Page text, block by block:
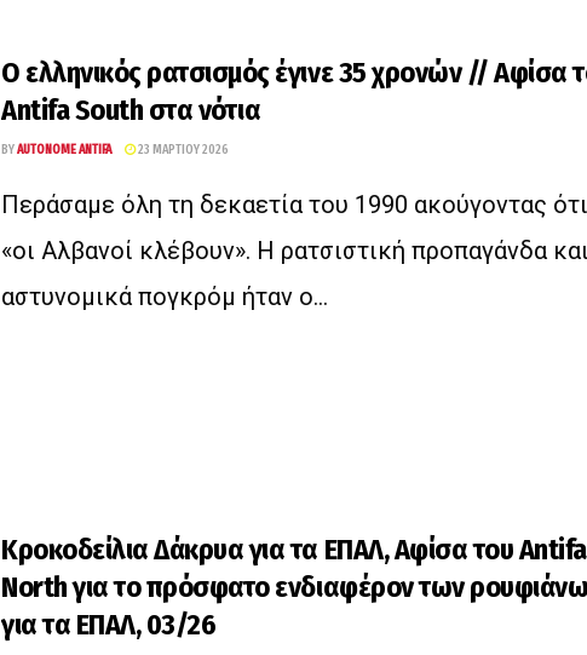
Ο ελληνικός ρατσισμός έγινε 35 χρονών // Αφίσα
Antifa South στα νότια
BYAUTONOME ANTIFA 23 ΜΑΡΤΊΟΥ 2026
Περάσαμε όλη τη δεκαετία του 1990 ακούγοντας ότι
«οι Αλβανοί κλέβουν». Η ρατσιστική προπαγάνδα
αστυνομικά πογκρόμ ήταν ο...
Κροκοδείλια Δάκρυα για τα ΕΠΑΛ, Αφίσα του Antifa
North για το πρόσφατο ενδιαφέρον των
για τα ΕΠΑΛ, 03/26